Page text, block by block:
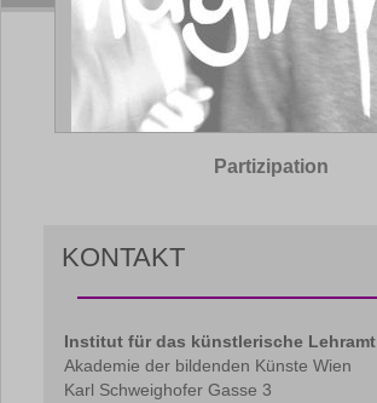
Partizipation
KONTAKT
Institut für das künstlerische Lehramt
Akademie der bildenden Künste Wien
Karl Schweighofer Gasse 3